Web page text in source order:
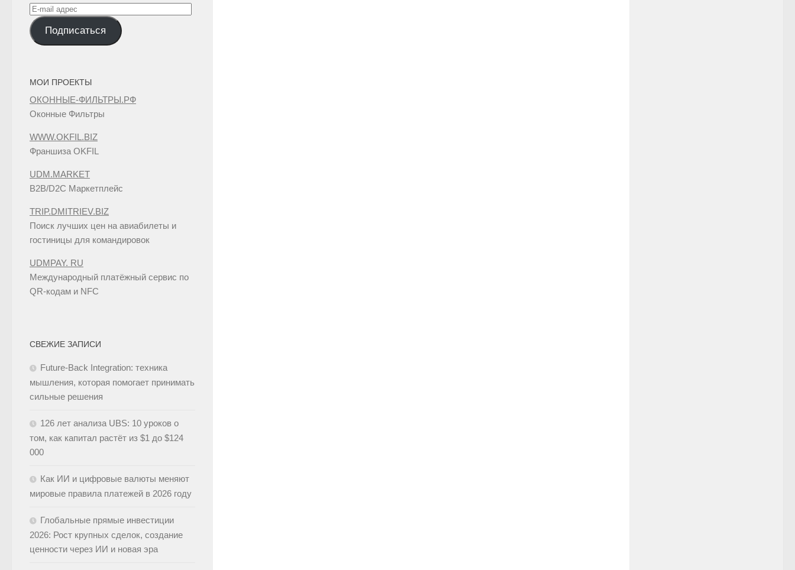
E-
mail
адрес
Подписаться
МОИ ПРОЕКТЫ
ОКОННЫЕ-ФИЛЬТРЫ.РФ
Оконные Фильтры
WWW.OKFIL.BIZ
Франшиза OKFIL
UDM.MARKET
B2B/D2C Маркетплейс
TRIP.DMITRIEV.BIZ
Поиск лучших цен на авиабилеты и
гостиницы для командировок
UDMPAY. RU
Международный платёжный сервис по
QR-кодам и NFC
СВЕЖИЕ ЗАПИСИ
Future-Back Integration: техника
мышления, которая помогает принимать
сильные решения
126 лет анализа UBS: 10 уроков о
том, как капитал растёт из $1 до $124
000
Как ИИ и цифровые валюты меняют
мировые правила платежей в 2026 году
Глобальные прямые инвестиции
2026: Рост крупных сделок, создание
ценности через ИИ и новая эра